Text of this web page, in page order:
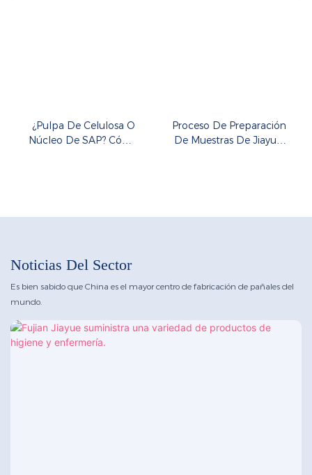
¿Pulpa De Celulosa O
Núcleo De SAP? Cómo
Proceso De Preparación
De Muestras De Jiayue:
Noticias Del Sector
Es bien sabido que China es el mayor centro de fabricación de pañales del
mundo.